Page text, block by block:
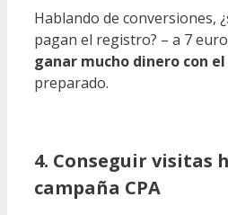
Hablando de conversiones,
pagan el registro? – a 7
ganar mucho dinero con
preparado.
4. Conseguir visitas
campaña CPA